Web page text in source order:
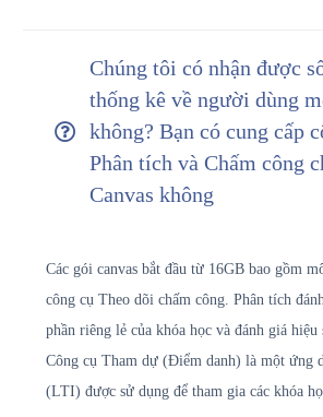
Chúng tôi có nhận được
thống kê về người dùng
không? Bạn có cung cấp
Phân tích và Chấm công
Canvas không
Các gói canvas bắt đầu từ 16GB bao gồm
công cụ Theo dõi chấm công. Phân tích
phần riêng lẻ của khóa học và đánh giá hiệu
Công cụ Tham dự (Điểm danh) là một ứng
(LTI) được sử dụng để tham gia các khóa